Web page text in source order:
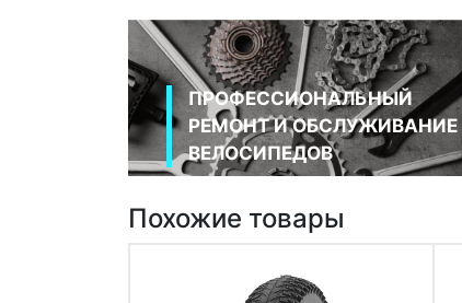
ПРОФЕССИОНАЛЬНЫЙ
РЕМОНТ И ОБСЛУЖИВАНИЕ
ВЕЛОСИПЕДОВ
Похожие товары